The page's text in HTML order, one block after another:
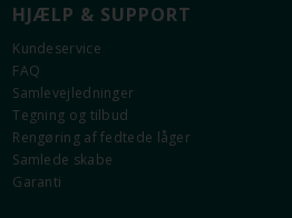
HJÆLP & SUPPORT
Kundeservice
FAQ
Samlevejledninger
Tegning og tilbud
Rengøring af fedtede låger
Samlede skabe
Garanti